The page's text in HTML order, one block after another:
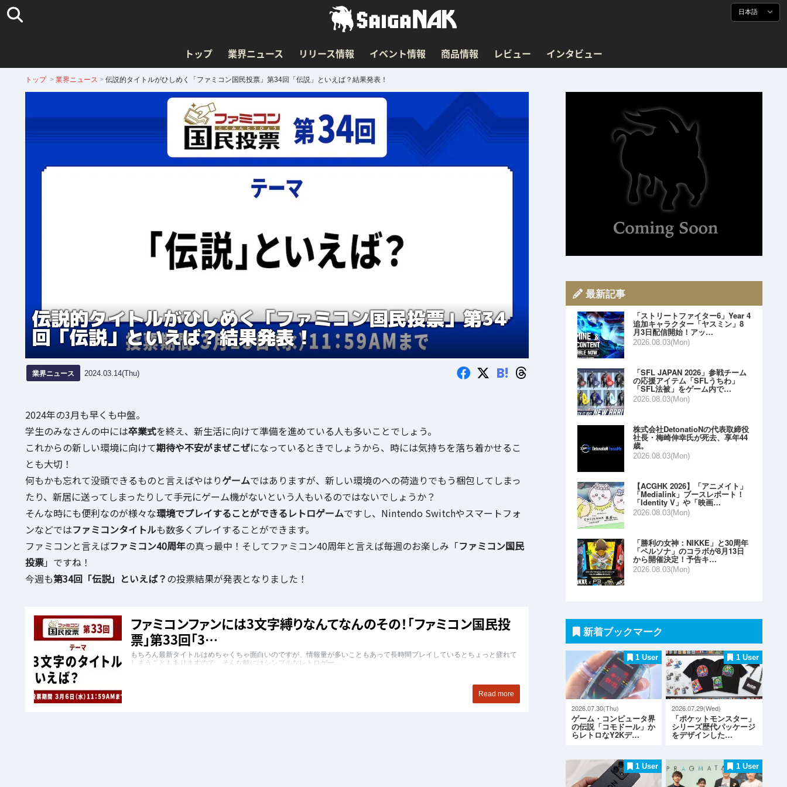
日本語
トップ 業界ニュース リリース情報 イベント情報 商品情報 レビュー インタビュー
トップ > 業界ニュース > 伝説的タイトルがひしめく「ファミコン国民投票」第34回「伝説」といえば？結果発表！
伝説的タイトルがひしめく「ファミコン国民投票」第34
回「伝説」といえば？結果発表！
業界ニュース 2024.03.14(Thu) B!
2024年の3月も早くも中盤。
学生のみなさんの中には卒業式を終え、新生活に向けて準備を進めている人も多いことでしょう。
これからの新しい環境に向けて期待や不安がまぜこぜになっているときでしょうから、時には気持ちを落ち着かせるこ
とも大切！
何もかも忘れて没頭できるものと言えばやはりゲームではありますが、新しい環境のへの荷造りでもう梱包してしまっ
たり、新居に送ってしまったりして手元にゲーム機がないという人もいるのではないでしょうか？
そんな時にも便利なのが様々な環境でプレイすることができるレトロゲームですし、Nintendo Switchやスマートフォ
ンなどではファミコンタイトルも数多くプレイすることができます。
ファミコンと言えばファミコン40周年の真っ最中！そしてファミコン40周年と言えば毎週のお楽しみ「ファミコン国民
投票」ですね！
今週も第34回「伝説」といえば？の投票結果が発表となりました！
最新記事
「ストリートファイター6」Year 4
追加キャラクター「ヤスミン」8
月3日配信開始！アッ…
2026.08.03(Mon)
「SFL JAPAN 2026」参戦チーム
の応援アイテム「SFLうちわ」
「SFL法被」をゲーム内で…
2026.08.03(Mon)
株式会社DetonatioNの代表取締役
社長・梅崎伸幸氏が死去、享年44
歳。
2026.08.03(Mon)
【ACGHK 2026】「アニメイト」
「Medialink」ブースレポート！
「Identity V」や「映画…
2026.08.03(Mon)
「勝利の女神：NIKKE」と30周年
「ペルソナ」のコラボが8月13日
から開催決定！予告キ…
2026.08.03(Mon)
新着ブックマーク
1 User
2026.07.30(Thu)
ゲーム・コンピュータ界
の伝説「コモドール」か
らレトロなY2Kデ…
1 User
2026.07.29(Wed)
「ポケットモンスター」
シリーズ歴代パッケージ
をデザインした…
1 User 1 User